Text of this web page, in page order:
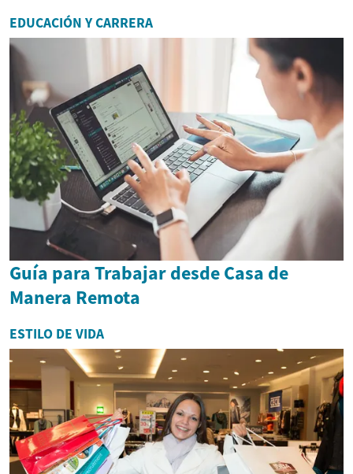
EDUCACIÓN Y CARRERA
Guía para Trabajar desde Casa de
Manera Remota
ESTILO DE VIDA